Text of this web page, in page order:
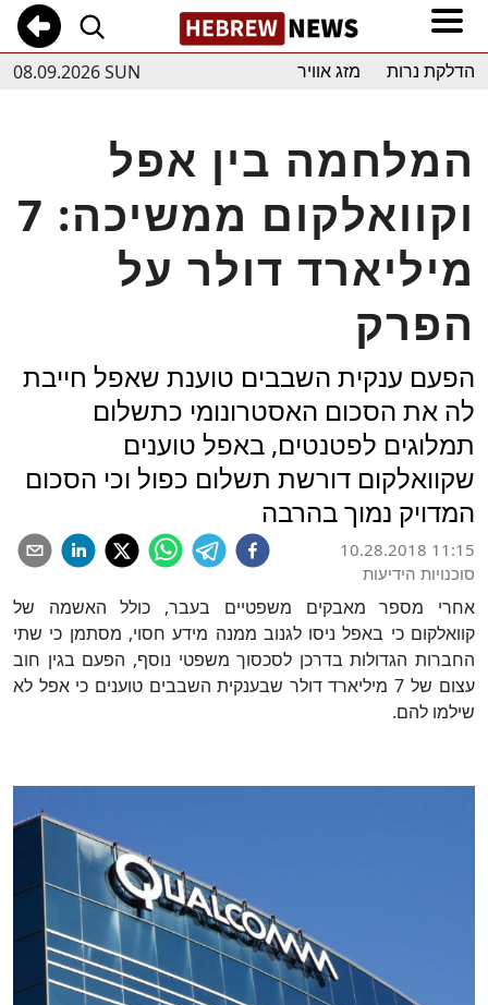
08.09.2026 SUN הדלקת נרות מזג אוויר
המלחמה בין אפל
וקוואלקום ממשיכה: 7
מיליארד דולר על
הפרק
הפעם ענקית השבבים טוענת שאפל חייבת
לה את הסכום האסטרונומי כתשלום
תמלוגים לפטנטים, באפל טוענים
שקוואלקום דורשת תשלום כפול וכי הסכום
המדויק נמוך בהרבה
10.28.2018 11:15
סוכנויות הידיעות
אחרי מספר מאבקים משפטיים בעבר, כולל האשמה של
קוואלקום כי באפל ניסו לגנוב ממנה מידע חסוי, מסתמן כי שתי
החברות הגדולות בדרכן לסכסוך משפטי נוסף, הפעם בגין חוב
עצום של 7 מיליארד דולר שבענקית השבבים טוענים כי אפל לא
שילמו להם.